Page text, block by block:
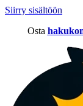
Siirry sisältöön
Osta